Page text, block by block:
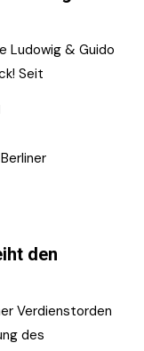
Ludowig & Guido
Seit
den
Verdienstorden
des